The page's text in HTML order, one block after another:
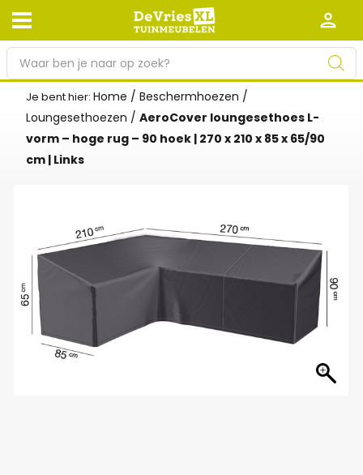
Afhalen en bezorgen Retourneren
Garantie Algemene voorwaarden
Leveringsvoorwaarden
Tuinmeubelwinkel in de buurt
r
Je bent hier:Home /Beschermhoezen /
Loungesethoezen /AeroCover loungesethoes L-
vorm – hoge rug – 90 hoek | 270 x 210 x 85 x 65/90
cm | Links